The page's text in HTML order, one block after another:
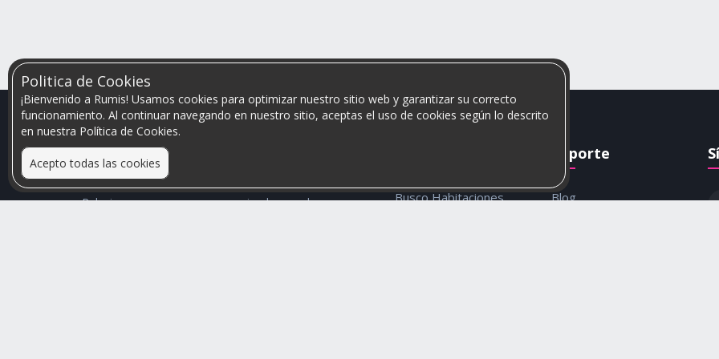
Politica de Cookies
¡Bienvenido a Rumis! Usamos cookies para optimizar nuestro sitio web y garantizar su correcto
funcionamiento. Al continuar navegando en nuestro sitio, aceptas el uso de cookies según lo descrito
en nuestra Política de Cookies.
Acepto todas las cookies
Relacionamos personas que arriendan con las que
Busco Habitaciones
Soporte
Blog